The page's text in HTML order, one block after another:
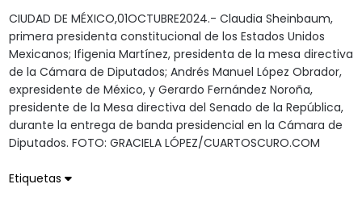
CIUDAD DE MÉXICO,01OCTUBRE2024.- Claudia Sheinbaum,
primera presidenta constitucional de los Estados Unidos
Mexicanos; Ifigenia Martínez, presidenta de la mesa directiva
de la Cámara de Diputados; Andrés Manuel López Obrador,
expresidente de México, y Gerardo Fernández Noroña,
presidente de la Mesa directiva del Senado de la República,
durante la entrega de banda presidencial en la Cámara de
Diputados. FOTO: GRACIELA LÓPEZ/CUARTOSCURO.COM
Etiquetas